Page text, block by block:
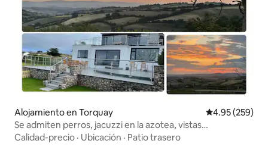
Alojamiento en Torquay Calificación
4.95 (259)
Se admiten perros, jacuzzi en la azotea, vistas
panorámicas.
Calidad-precio · Ubicación · Patio trasero